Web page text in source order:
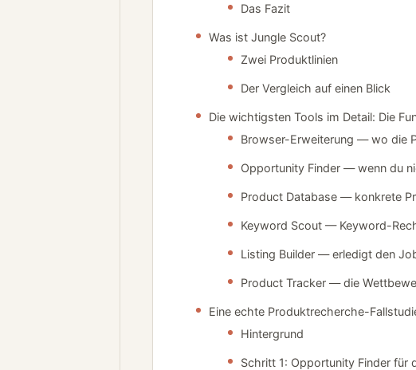
Das Fazit
Was ist Jungle Scout?
Zwei Produktlinien
Der Vergleich auf einen Blick
Die wichtigsten Tools im Detail: Die
Browser-Erweiterung — wo die
Opportunity Finder — wenn du
Product Database — konkrete
Keyword Scout — Keyword-
Listing Builder — erledigt den
Product Tracker — die
Eine echte Produktrecherche-
Hintergrund
Schritt 1: Opportunity Finder für